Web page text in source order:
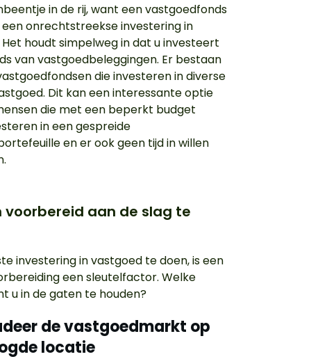
in de rij, want een vastgoedfonds
een onrechtstreekse investering in
houdt simpelweg in dat u investeert
van vastgoedbeleggingen. Er bestaan
die investeren in diverse
Dit kan een interessante optie
die met een beperkt budget
in een gespreide
en er ook geen tijd in willen
voorbereid aan de slag te
investering in vastgoed te doen, is een
een sleutelfactor. Welke
u in de gaten te houden?
de vastgoedmarkt op
locatie